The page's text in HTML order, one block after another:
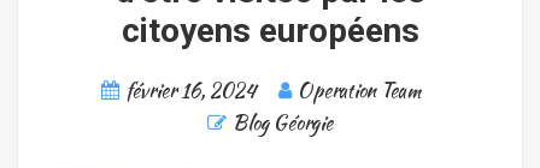
citoyens européens
février 16, 2024
Operation Team
Blog Géorgie